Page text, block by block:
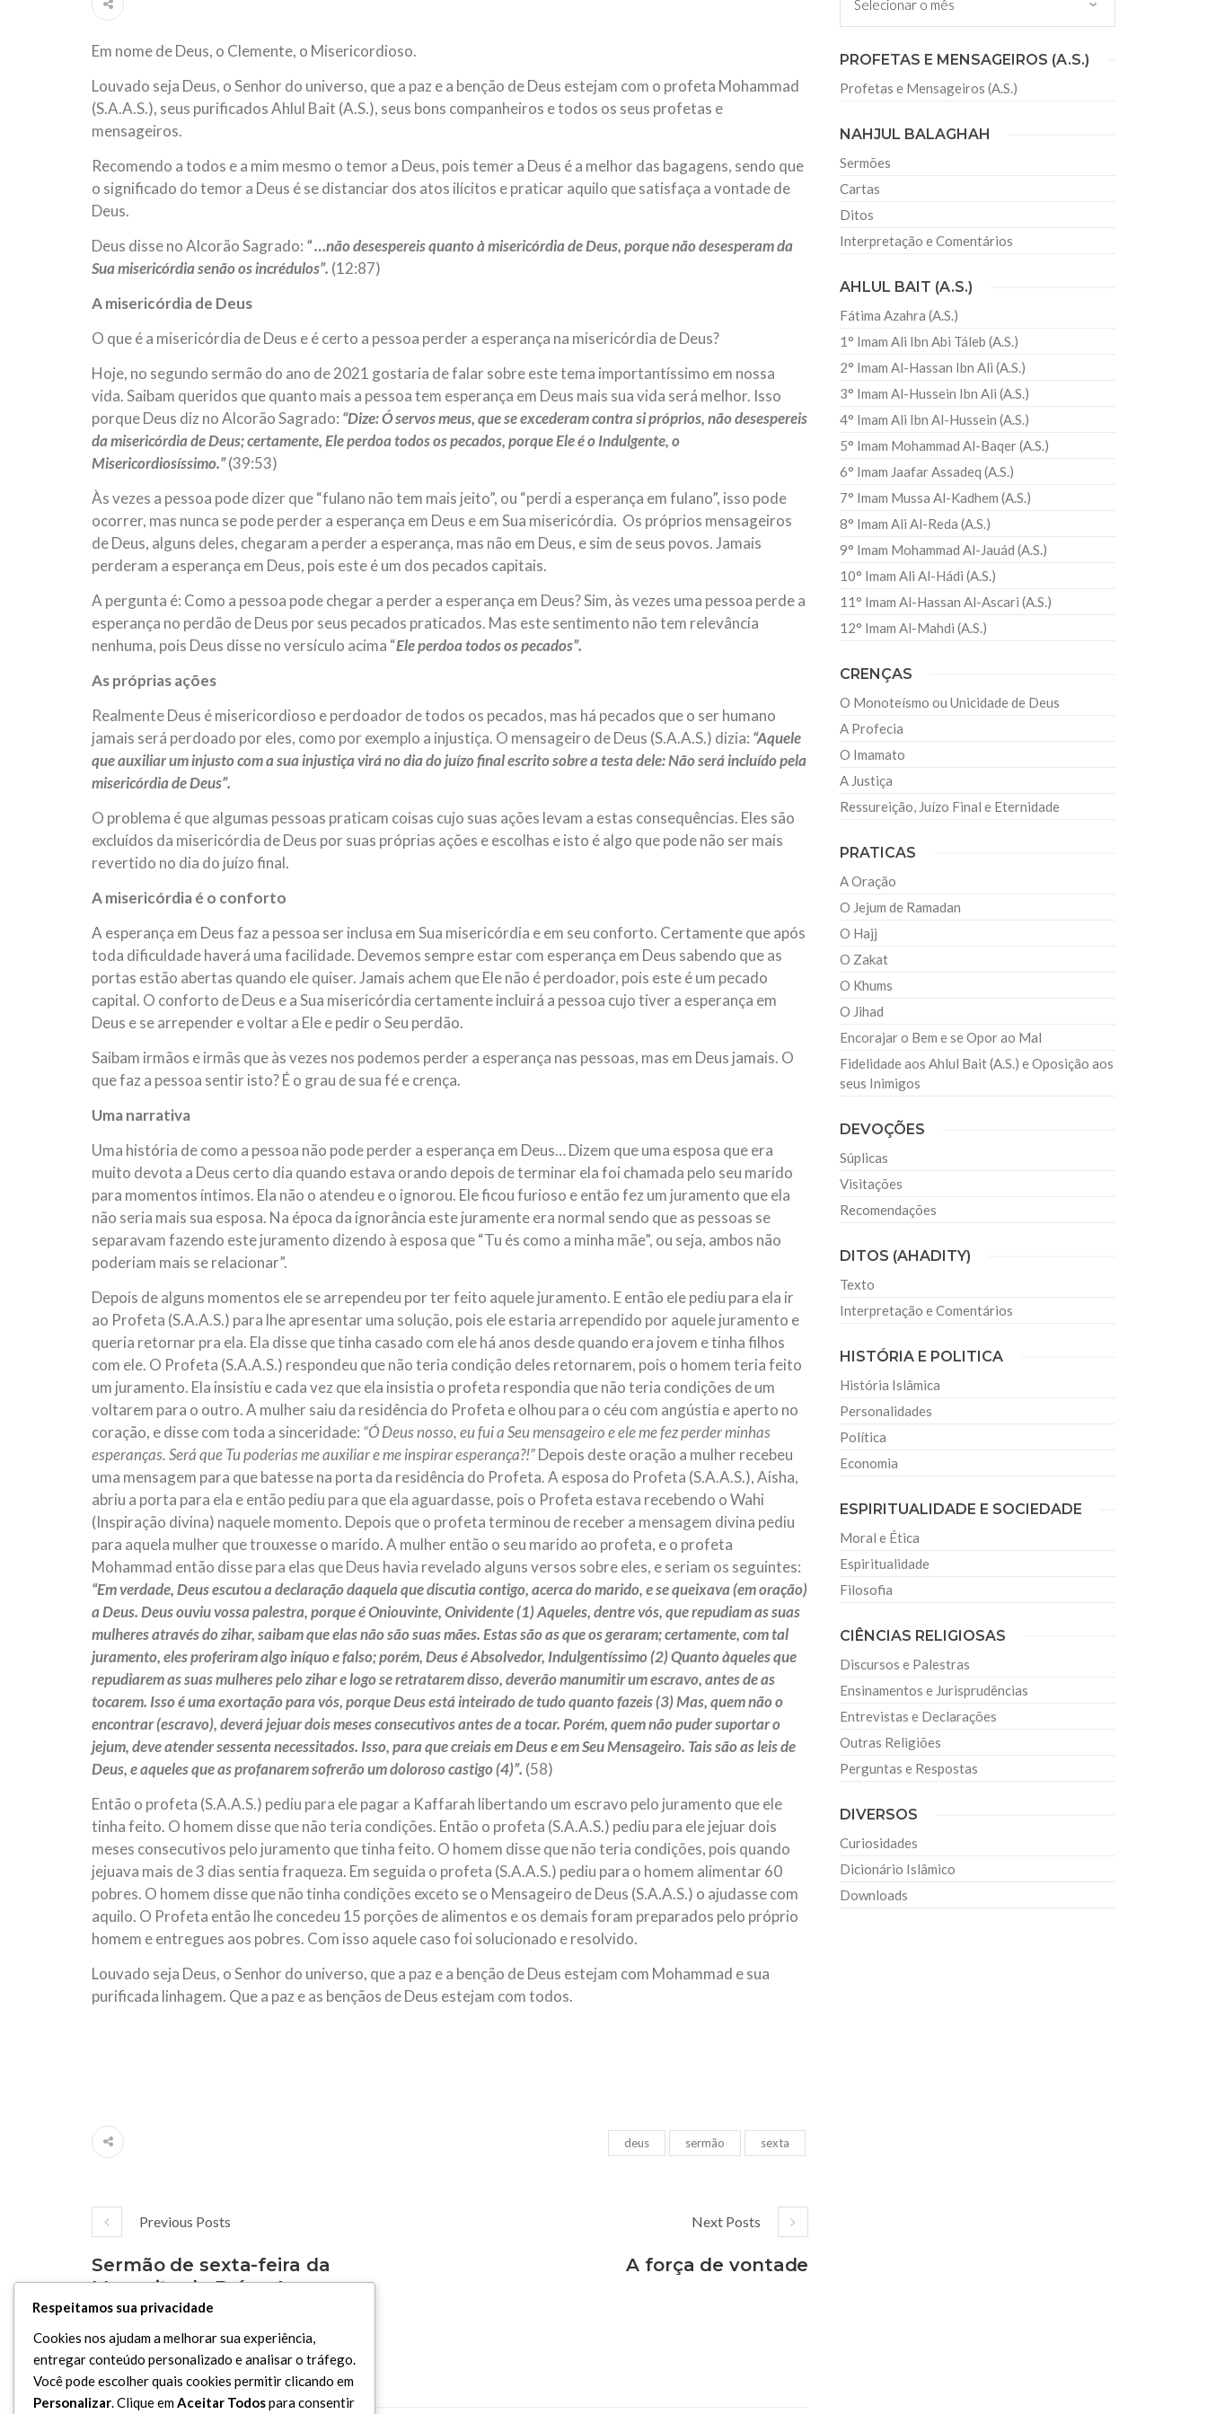
Hejrita. Desejamos a todos os irmãos e irmãs um novo
10 DE NOVEMBRO DE 2013
Em nome de Deus, o Clemente, o Misericordioso! Diante da data em que
relembramos o martírio do quarto Imam dos muçulmanos, o Imam Ali Ibn Al-
Hussein Ibn Ali Ibn Abi Táleb (A.S.), conhecido por “Zein Al-Ábidin” (Formosura
Centro Islâmico no Brasil recebe o ex-ministro das
Relações Exteriores da República Islâmica do Irã
Na noite da quinta-feira, 03 de Abril, o Centro Islâmico no Brasil recebeu em sua
sede, em São Paulo, o ex-ministro das Relações Exteriores da República Islâmica
do Irã, Sr. Kamal Kharrazi, que encontra-se visitando
Em nome de Deus, o Clemente, o Misericordioso.
Louvado seja Deus, o Senhor do universo, que a paz e a benção de Deus estejam com o profeta Mohammad
(S.A.A.S.), seus purificados Ahlul Bait (A.S.), seus bons companheiros e todos os seus profetas e
mensageiros.
Recomendo a todos e a mim mesmo o temor a Deus, pois temer a Deus é a melhor das bagagens, sendo que
o significado do temor a Deus é se distanciar dos atos ilícitos e praticar aquilo que satisfaça a vontade de
Deus.
Deus disse no Alcorão Sagrado: “ …não desespereis quanto à misericórdia de Deus, porque não desesperam da
Sua misericórdia senão os incrédulos”. (12:87)
A misericórdia de Deus
O que é a misericórdia de Deus e é certo a pessoa perder a esperança na misericórdia de Deus?
Hoje, no segundo sermão do ano de 2021 gostaria de falar sobre este tema importantíssimo em nossa
vida. Saibam queridos que quanto mais a pessoa tem esperança em Deus mais sua vida será melhor. Isso
porque Deus diz no Alcorão Sagrado: “Dize: Ó servos meus, que se excederam contra si próprios, não desespereis
da misericórdia de Deus; certamente, Ele perdoa todos os pecados, porque Ele é o Indulgente, o
Misericordiosíssimo.”(39:53)
Às vezes a pessoa pode dizer que “fulano não tem mais jeito”, ou “perdi a esperança em fulano”, isso pode
ocorrer, mas nunca se pode perder a esperança em Deus e em Sua misericórdia. Os próprios mensageiros
de Deus, alguns deles, chegaram a perder a esperança, mas não em Deus, e sim de seus povos. Jamais
perderam a esperança em Deus, pois este é um dos pecados capitais.
A pergunta é: Como a pessoa pode chegar a perder a esperança em Deus? Sim, às vezes uma pessoa perde a
esperança no perdão de Deus por seus pecados praticados. Mas este sentimento não tem relevância
nenhuma, pois Deus disse no versículo acima “Ele perdoa todos os pecados”.
As próprias ações
Realmente Deus é misericordioso e perdoador de todos os pecados, mas há pecados que o ser humano
jamais será perdoado por eles, como por exemplo a injustiça. O mensageiro de Deus (S.A.A.S.) dizia: “Aquele
que auxiliar um injusto com a sua injustiça virá no dia do juízo final escrito sobre a testa dele: Não será incluído pela
misericórdia de Deus”.
O problema é que algumas pessoas praticam coisas cujo suas ações levam a estas consequências. Eles são
excluídos da misericórdia de Deus por suas próprias ações e escolhas e isto é algo que pode não ser mais
revertido no dia do juízo final.
A misericórdia é o conforto
A esperança em Deus faz a pessoa ser inclusa em Sua misericórdia e em seu conforto. Certamente que após
toda dificuldade haverá uma facilidade. Devemos sempre estar com esperança em Deus sabendo que as
portas estão abertas quando ele quiser. Jamais achem que Ele não é perdoador, pois este é um pecado
capital. O conforto de Deus e a Sua misericórdia certamente incluirá a pessoa cujo tiver a esperança em
Deus e se arrepender e voltar a Ele e pedir o Seu perdão.
Saibam irmãos e irmãs que às vezes nos podemos perder a esperança nas pessoas, mas em Deus jamais. O
que faz a pessoa sentir isto? É o grau de sua fé e crença.
Uma narrativa
Uma história de como a pessoa não pode perder a esperança em Deus… Dizem que uma esposa que era
muito devota a Deus certo dia quando estava orando depois de terminar ela foi chamada pelo seu marido
para momentos íntimos. Ela não o atendeu e o ignorou. Ele ficou furioso e então fez um juramento que ela
não seria mais sua esposa. Na época da ignorância este juramente era normal sendo que as pessoas se
separavam fazendo este juramento dizendo à esposa que “Tu és como a minha mãe”, ou seja, ambos não
poderiam mais se relacionar”.
Depois de alguns momentos ele se arrependeu por ter feito aquele juramento. E então ele pediu para ela ir
ao Profeta (S.A.A.S.) para lhe apresentar uma solução, pois ele estaria arrependido por aquele juramento e
queria retornar pra ela. Ela disse que tinha casado com ele há anos desde quando era jovem e tinha filhos
com ele. O Profeta (S.A.A.S.) respondeu que não teria condição deles retornarem, pois o homem teria feito
um juramento. Ela insistiu e cada vez que ela insistia o profeta respondia que não teria condições de um
voltarem para o outro. A mulher saiu da residência do Profeta e olhou para o céu com angústia e aperto no
coração, e disse com toda a sinceridade: “Ó Deus nosso, eu fui a Seu mensageiro e ele me fez perder minhas
esperanças. Será que Tu poderias me auxiliar e me inspirar esperança?!”Depois deste oração a mulher recebeu
uma mensagem para que batesse na porta da residência do Profeta. A esposa do Profeta (S.A.A.S.), Aisha,
abriu a porta para ela e então pediu para que ela aguardasse, pois o Profeta estava recebendo o Wahi
(Inspiração divina) naquele momento. Depois que o profeta terminou de receber a mensagem divina pediu
para aquela mulher que trouxesse o marido. A mulher então o seu marido ao profeta, e o profeta
Mohammad então disse para elas que Deus havia revelado alguns versos sobre eles, e seriam os seguintes:
“Em verdade, Deus escutou a declaração daquela que discutia contigo, acerca do marido, e se queixava (em oração)
a Deus. Deus ouviu vossa palestra, porque é Oniouvinte, Onividente (1) Aqueles, dentre vós, que repudiam as suas
mulheres através do zihar, saibam que elas não são suas mães. Estas são as que os geraram; certamente, com tal
juramento, eles proferiram algo iníquo e falso; porém, Deus é Absolvedor, Indulgentíssimo (2) Quanto àqueles que
repudiarem as suas mulheres pelo zihar e logo se retratarem disso, deverão manumitir um escravo, antes de as
tocarem. Isso é uma exortação para vós, porque Deus está inteirado de tudo quanto fazeis (3) Mas, quem não o
encontrar (escravo), deverá jejuar dois meses consecutivos antes de a tocar. Porém, quem não puder suportar o
jejum, deve atender sessenta necessitados. Isso, para que creiais em Deus e em Seu Mensageiro. Tais são as leis de
Deus, e aqueles que as profanarem sofrerão um doloroso castigo (4)”. (58)
Então o profeta (S.A.A.S.) pediu para ele pagar a Kaffarah libertando um escravo pelo juramento que ele
tinha feito. O homem disse que não teria condições. Então o profeta (S.A.A.S.) pediu para ele jejuar dois
meses consecutivos pelo juramento que tinha feito. O homem disse que não teria condições, pois quando
jejuava mais de 3 dias sentia fraqueza. Em seguida o profeta (S.A.A.S.) pediu para o homem alimentar 60
pobres. O homem disse que não tinha condições exceto se o Mensageiro de Deus (S.A.A.S.) o ajudasse com
aquilo. O Profeta então lhe concedeu 15 porções de alimentos e os demais foram preparados pelo próprio
homem e entregues aos pobres. Com isso aquele caso foi solucionado e resolvido.
Louvado seja Deus, o Senhor do universo, que a paz e a benção de Deus estejam com Mohammad e sua
purificada linhagem. Que a paz e as bençãos de Deus estejam com todos.
deus sermão sexta
Previous Posts
Sermão de sexta-feira da
Mesquita do Brás - As
recomendações de viagem
- Seyyed Al-Mousawi -
25/12/2020
Next Posts
A força de vontade
PROFETAS E MENSAGEIROS (A.S.)
Profetas e Mensageiros (A.S.)
NAHJUL BALAGHAH
Sermões
Cartas
Ditos
Interpretação e Comentários
AHLUL BAIT (A.S.)
Fátima Azahra (A.S.)
1° Imam Ali Ibn Abi Táleb (A.S.)
2° Imam Al-Hassan Ibn Ali (A.S.)
3° Imam Al-Hussein Ibn Ali (A.S.)
4° Imam Ali Ibn Al-Hussein (A.S.)
5° Imam Mohammad Al-Baqer (A.S.)
6° Imam Jaafar Assadeq (A.S.)
7° Imam Mussa Al-Kadhem (A.S.)
8° Imam Ali Al-Reda (A.S.)
9° Imam Mohammad Al-Jauád (A.S.)
10° Imam Ali Al-Hádi (A.S.)
11° Imam Al-Hassan Al-Ascari (A.S.)
12° Imam Al-Mahdi (A.S.)
CRENÇAS
O Monoteísmo ou Unicidade de Deus
A Profecia
O Imamato
A Justiça
Ressureição, Juízo Final e Eternidade
PRATICAS
A Oração
O Jejum de Ramadan
O Hajj
O Zakat
O Khums
O Jihad
Encorajar o Bem e se Opor ao Mal
Fidelidade aos Ahlul Bait (A.S.) e Oposição aos
seus Inimigos
DEVOÇÕES
Súplicas
Visitações
Recomendações
DITOS (AHADITY)
Texto
Interpretação e Comentários
HISTÓRIA E POLITICA
História Islâmica
Personalidades
Política
Economia
ESPIRITUALIDADE E SOCIEDADE
Moral e Ética
Espiritualidade
Filosofia
CIÊNCIAS RELIGIOSAS
Discursos e Palestras
Ensinamentos e Jurisprudências
Entrevistas e Declarações
Outras Religiões
Perguntas e Respostas
DIVERSOS
Curiosidades
Dicionário Islâmico
Downloads
Respeitamos sua privacidade
Cookies nos ajudam a melhorar sua experiência,
entregar conteúdo personalizado e analisar o tráfego.
Você pode escolher quais cookies permitir clicando em
Personalizar. Clique emAceitar Todospara consentir